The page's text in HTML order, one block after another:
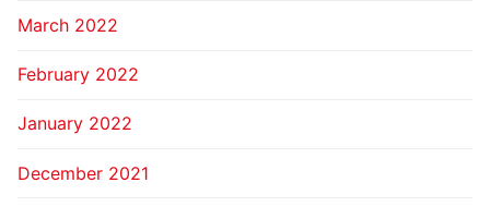
March 2022
February 2022
January 2022
December 2021